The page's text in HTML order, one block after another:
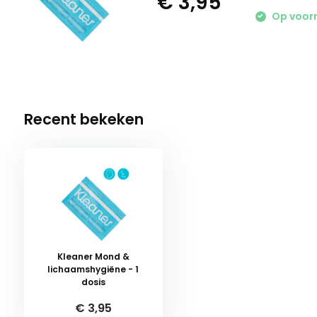
Op
Recent bekeken
Kleaner Mond &
lichaamshygiëne - 1
dosis
€ 3,95